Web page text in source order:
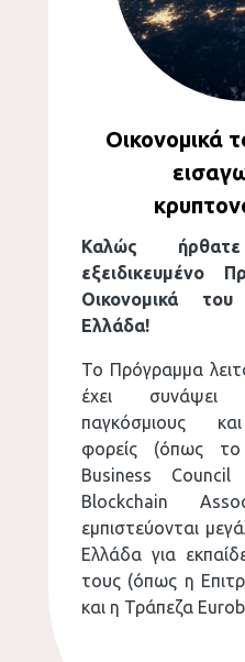
Οικονομικά
Καλώς
εξειδικευμένο
Οικονομικά
Ελλάδα!
Το Πρόγραμμα
έχει συνάψει
παγκόσμιους
φορείς (όπως
Business
Blockchain
εμπιστεύονται
Ελλάδα για
τους (όπως η
και η Τράπεζα